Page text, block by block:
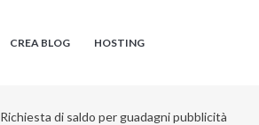
CREA BLOG HOSTING
Richiesta di saldo per guadagni pubblicità